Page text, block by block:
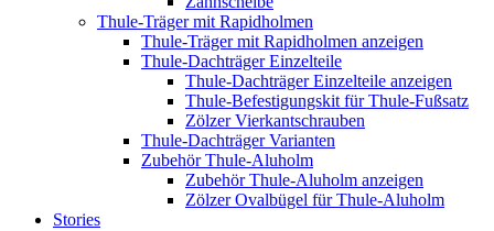
Thule-Träger mit Rapidholmen
Thule-Träger mit Rapidholmen anzeigen
Thule-Dachträger Einzelteile
Thule-Dachträger Einzelteile anzeigen
Thule-Befestigungskit für Thule-Fußsatz
Zölzer Vierkantschrauben
Thule-Dachträger Varianten
Zubehör Thule-Aluholm
Zubehör Thule-Aluholm anzeigen
Zölzer Ovalbügel für Thule-Aluholm
Stories